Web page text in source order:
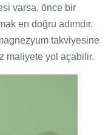
varsa, önce bir
en doğru adımdır.
takviyesine
maliyete yol açabilir.